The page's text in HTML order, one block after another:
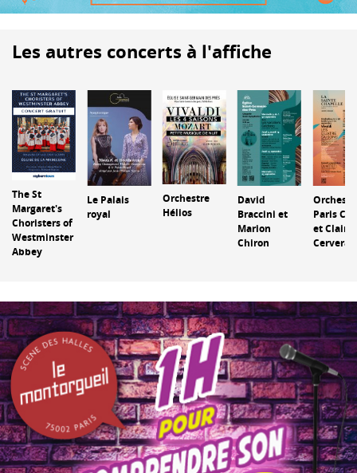
Les autres concerts à l'affiche
The St
Margaret's
Choristers of
Westminster
Abbey
Le Palais
royal
Orchestre
Hélios
David
Braccini et
Marion
Chiron
Paris
et Claire
Cervera